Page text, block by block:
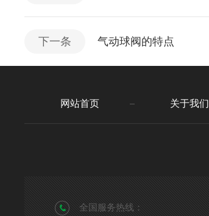
下一条 气动球阀的特点
网站首页 关于我们
全国服务热线：